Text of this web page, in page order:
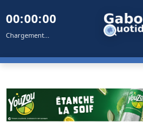
00:00:00
Chargement...